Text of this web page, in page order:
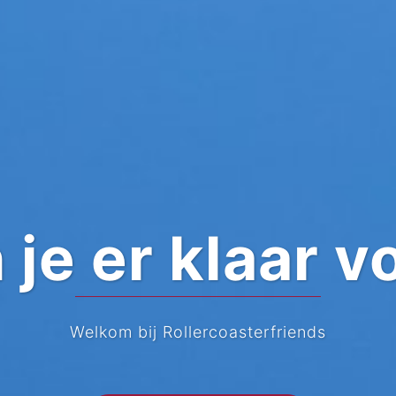
je er klaar
Welkom bij Rollercoasterfriends